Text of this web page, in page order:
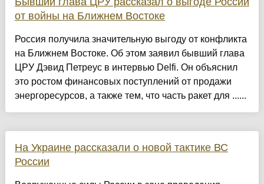
от войны на Ближнем Востоке
Россия получила значительную выгоду от конфликта
на Ближнем Востоке. Об этом заявил бывший глава
ЦРУ Дэвид Петреус в интервью Delfi. Он объяснил
это ростом финансовых поступлений от продажи
энергоресурсов, а также тем, что часть ракет для ......
На Украине рассказали о новой тактике ВС
России